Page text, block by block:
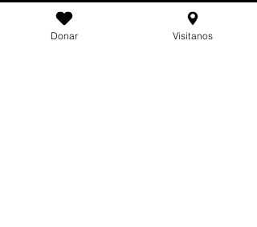
Dirección:
11810 T C Jester Blvd, Houston, TX
Donar Visitanos